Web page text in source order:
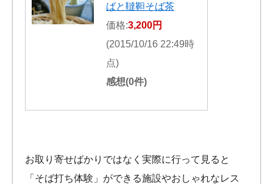
ばと韃靼そば茶
価格:3,200円
(2015/10/16 22:49時
点)
感想(0件)
お取り寄せばかりではなく実際に行って見ると
「そば打ち体験」ができる施設やおしゃれなレス